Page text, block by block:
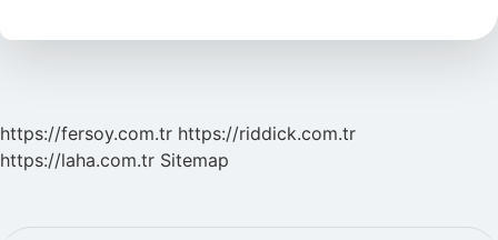
https://fersoy.com.tr https://riddick.com.tr
https://laha.com.tr Sitemap